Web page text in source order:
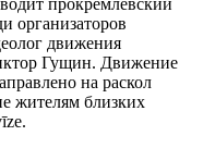
прокремлевский
организаторов
движения
Гущин. Движение
на раскол
жителям близких